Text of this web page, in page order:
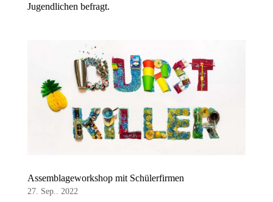
Jugendlichen befragt.
Assemblageworkshop mit Schülerfirmen
27. Sep.. 2022